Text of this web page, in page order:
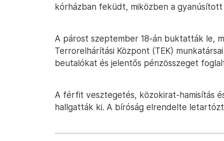
kórházban feküdt, miközben a
A párost szeptember 18-án buktatták le,
Terrorelhárítási Központ (TEK)
beutalókat és jelentős pénzösszeget
A férfit vesztegetés, közokirat-hamisítás
hallgatták ki. A bíróság elrendelte